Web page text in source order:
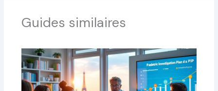
Guides similaires